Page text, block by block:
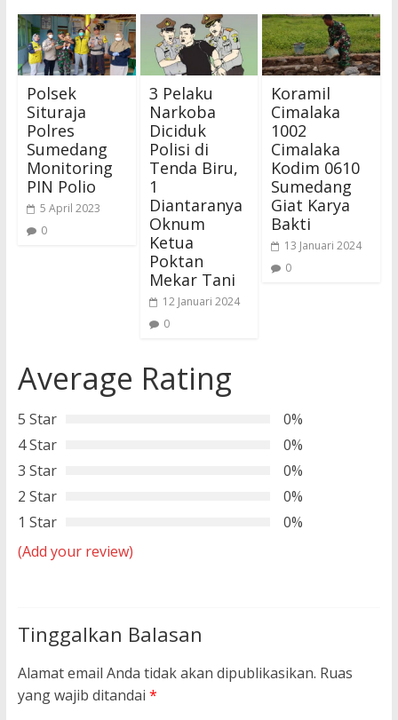
Polsek
Situraja
Polres
Sumedang
Monitoring
PIN Polio
5 April 2023
0
3 Pelaku
Narkoba
Diciduk
Polisi di
Tenda Biru,
1
Diantaranya
Oknum
Ketua
Poktan
Mekar Tani
12 Januari 2024
0
Koramil
Cimalaka
1002
Cimalaka
Kodim 0610
Sumedang
Giat Karya
Bakti
13 Januari 2024
0
Average Rating
5 Star
0%
4 Star
0%
3 Star
0%
2 Star
0%
1 Star
0%
(Add your review)
Tinggalkan Balasan
Alamat email Anda tidak akan dipublikasikan. Ruas
yang wajib ditandai *